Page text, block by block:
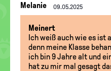
Nachrichten-
Thread
Melanie 09.05.2025
Meinert
Ich weiß auch wie es ist
denn meine Klasse
ich bin 9 Jahre alt und
hat zu mir mal gesagt